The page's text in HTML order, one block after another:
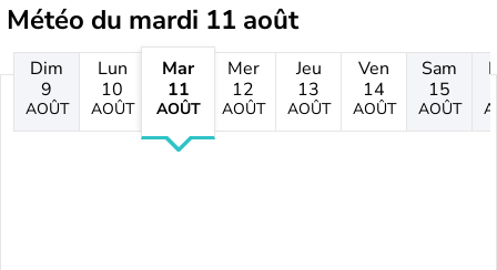
Météo du mardi 11 août
Dim
9
AOÛT
Lun
10
AOÛT
Mar
11
AOÛT
Mer
12
AOÛT
Jeu
13
AOÛT
Ven
14
AOÛT
Sam
15
AOÛT